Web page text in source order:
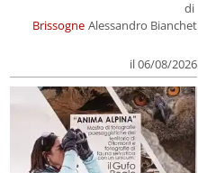
Brissogne
di
Alessandro Bianchet
il 06/08/2026